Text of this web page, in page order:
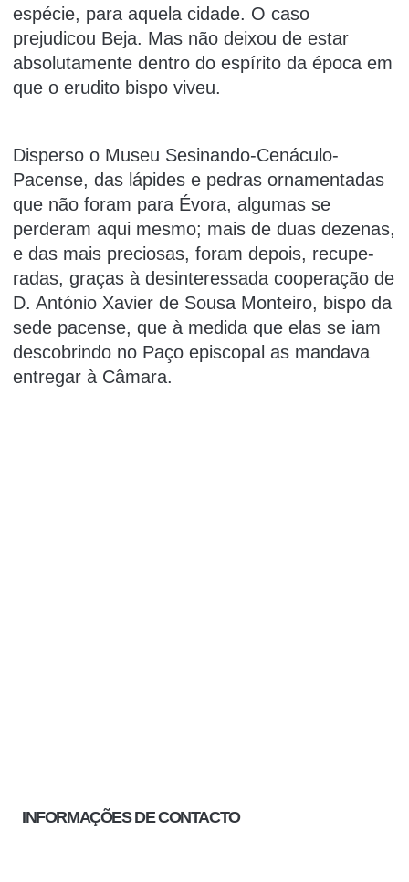
espécie, para aquela cidade. O caso
prejudicou Beja. Mas não deixou de estar
absolutamente dentro do espírito da época em
que o erudito bispo viveu.
Disperso o Museu Sesinando-Cenáculo-
Pacense, das lápides e pedras ornamentadas
que não foram para Évora, algumas se
perderam aqui mesmo; mais de duas dezenas,
e das mais preciosas, foram depois, recupe­
radas, graças à desinteressada coope­ração de
D. António Xavier de Sousa Monteiro, bispo da
sede pacense, que à medida que elas se iam
descobrin­do no Paço episcopal as mandava
entregar à Câmara.
INFORMAÇÕES DE CONTACTO